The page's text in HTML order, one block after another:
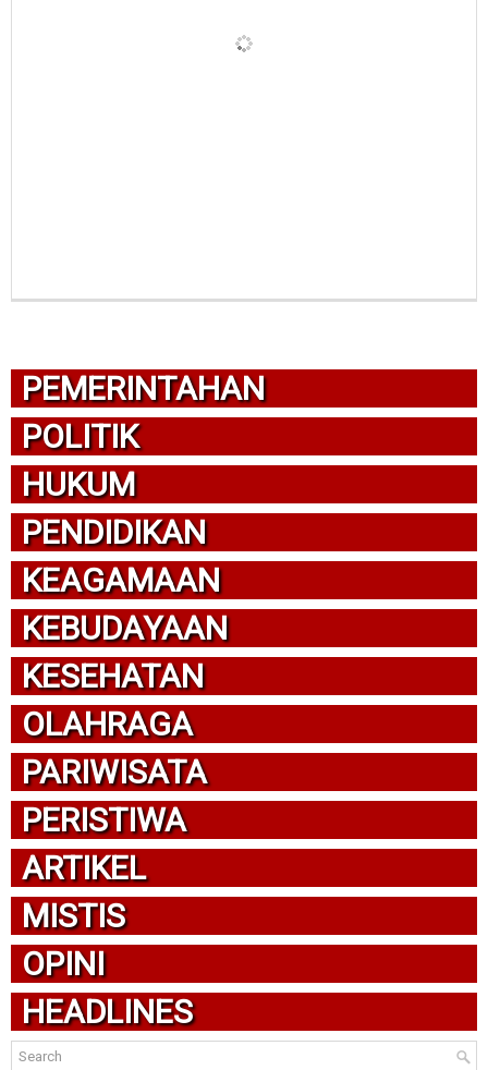
PEMERINTAHAN
POLITIK
HUKUM
PENDIDIKAN
KEAGAMAAN
KEBUDAYAAN
KESEHATAN
OLAHRAGA
PARIWISATA
PERISTIWA
ARTIKEL
MISTIS
OPINI
HEADLINES